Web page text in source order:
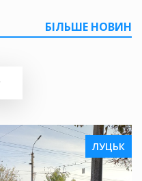
БІЛЬШЕ НОВИН
ЛУЦЬК